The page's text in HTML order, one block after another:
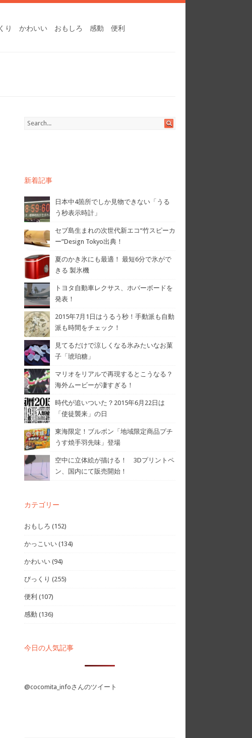
り かわいい おもしろ 感動 便利
新着記事
日本中4箇所でしか見物できない「うる
う秒表示時計」
セブ島生まれの次世代新エコ“竹スピーカ
ー”Design Tokyo出典！
夏のかき氷にも最適！ 最短6分で氷がで
きる 製氷機
トヨタ自動車レクサス、ホバーボードを
発表！
2015年7月1日はうるう秒！手動派も自動
派も時間をチェック！
見てるだけで涼しくなる氷みたいなお菓
子「琥珀糖」
マリオをリアルで再現するとこうなる？
海外ムービーが凄すぎる！
時代が追いついた？2015年6月22日は
「使徒襲来」の日
東海限定！ブルボン「地域限定商品プチ
うす焼手羽先味」登場
空中に立体絵が描ける！ 3Dプリントペ
ン、国内にて販売開始！
カテゴリー
おもしろ (152)
かっこいい (134)
かわいい (94)
びっくり (255)
便利 (107)
感動 (136)
今日の人気記事
@cocomita_infoさんのツイート